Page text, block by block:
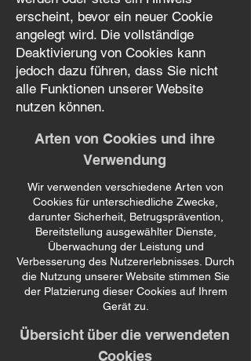
erscheint, bevor ein neuer Cookie
angelegt wird. Die vollständige
Deaktivierung von Cookies kann
jedoch dazu führen, dass Sie nicht
alle Funktionen unserer Website
nutzen können.
Arten von Cookies und ihre
Verwendung
Wir verwenden verschiedene Arten von
Cookies für unterschiedliche Zwecke,
darunter Sicherheit, Betrugsprävention,
Bereitstellung ausgewählter Dienste,
Überwachung der Leistung und
Verbesserung des Nutzererlebnisses. Durch
die Nutzung unserer Website stimmen Sie
der Platzierung dieser Cookies auf Ihrem
Gerät zu.
Übersicht über die verwendeten
Cookies